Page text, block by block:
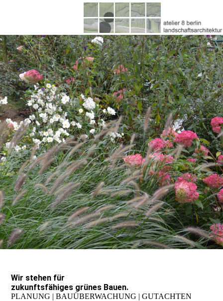
Wir stehen für
zukunfts­fähiges grünes Bauen.
PLANUNG | BAUÜBERWACHUNG | GUTACHTEN